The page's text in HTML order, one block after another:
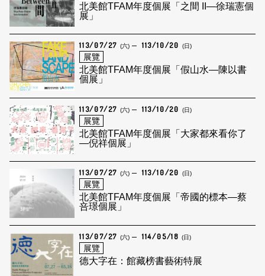
北美館TFAM年度個展「之間 II—徐瑞憲個
展」
113/07/27 (六) 113/10/20 (日)
展覽
北美館TFAM年度個展「假山水—陳以書
個展」
113/07/27 (六) 113/10/20 (日)
展覽
北美館TFAM年度個展「大家都來看你了
—倪祥個展」
113/07/27 (六) 113/10/20 (日)
展覽
北美館TFAM年度個展「帝國的標本—蔡
咅璟個展」
113/07/27 (六) 114/05/18 (日)
展覽
德大字在：館藏榜書藝術特展